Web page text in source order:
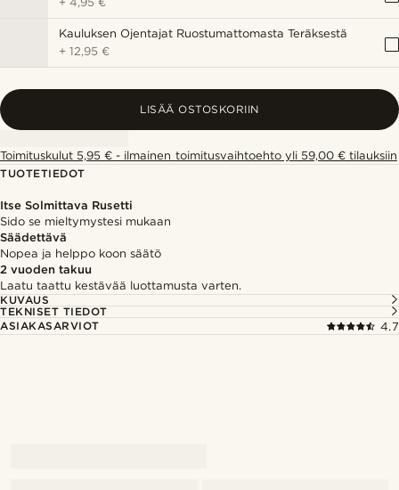
Kauluksen Ojentajat Ruostumattomasta Teräksestä
+12,95 €
LISÄÄ OSTOSKORIIN
Toimituskulut 5,95 € - ilmainen toimitusvaihtoehto yli 59,00 € tilauksiin
TUOTETIEDOT
Itse Solmittava Rusetti
Sido se mieltymystesi mukaan
Säädettävä
Nopea ja helppo koon säätö
2 vuoden takuu
Laatu taattu kestävää luottamusta varten.
KUVAUS
TEKNISET TIEDOT
ASIAKASARVIOT
4.7